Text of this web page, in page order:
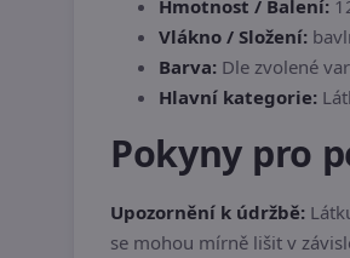
Hmotnost / Balení:
Vlákno / Složení:
Barva: Dle zvolené
Hlavní kategorie:
Pokyny pro
Upozornění k údržbě:
se mohou mírně lišit v